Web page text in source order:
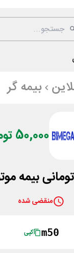
بیمه گر
50,000 تومان
منقضی شده
m50 کپی